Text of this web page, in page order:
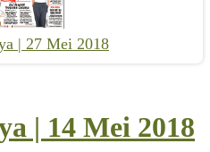
| 27 Mei 2018
| 14 Mei 2018